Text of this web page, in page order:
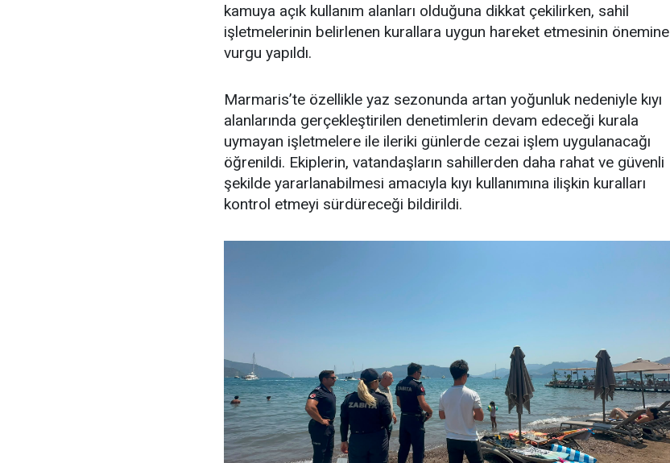
kamuya açık kullanım alanları olduğuna dikkat çekilirken, sahil
işletmelerinin belirlenen kurallara uygun hareket etmesinin önemine
vurgu yapıldı.
Marmaris’te özellikle yaz sezonunda artan yoğunluk nedeniyle kıyı
alanlarında gerçekleştirilen denetimlerin devam edeceği kurala
uymayan işletmelere ile ileriki günlerde cezai işlem uygulanacağı
öğrenildi. Ekiplerin, vatandaşların sahillerden daha rahat ve güvenli
şekilde yararlanabilmesi amacıyla kıyı kullanımına ilişkin kuralları
kontrol etmeyi sürdüreceği bildirildi.